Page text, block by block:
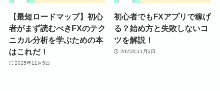
【最短ロードマップ】初心
者がまず読むべきFXのテク
ニカル分析を学ぶための本
はこれだ！
2025年11月5日
初心者でもFXアプリで稼げ
る？始め方と失敗しないコ
ツを解説！
2025年11月2日